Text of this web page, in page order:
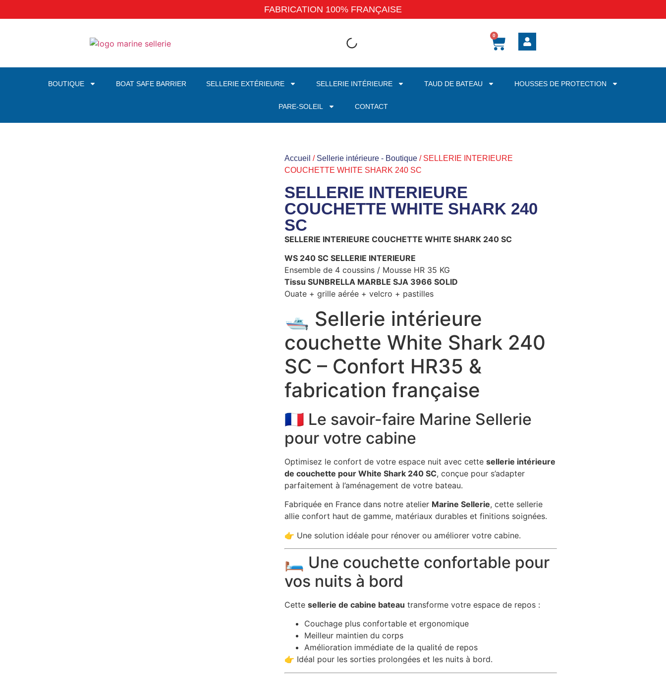
FABRICATION 100% FRANÇAISE
0
BOUTIQUE BOAT SAFE BARRIER SELLERIE EXTÉRIEURE SELLERIE INTÉRIEURE TAUD DE BATEAU HOUSSES DE PROTECTION
PARE-SOLEIL CONTACT
Accueil / Sellerie intérieure - Boutique/ SELLERIE INTERIEURE
COUCHETTE WHITE SHARK 240 SC
SELLERIE INTERIEURE
COUCHETTE WHITE SHARK 240
SC
SELLERIE INTERIEURE COUCHETTE WHITE SHARK 240 SC
WS 240 SC SELLERIE INTERIEURE
Ensemble de 4 coussins / Mousse HR 35 KG
Tissu SUNBRELLA MARBLE SJA 3966 SOLID
Ouate + grille aérée + velcro + pastilles
🛥️ Sellerie intérieure
couchette White Shark 240
SC – Confort HR35 &
fabrication française
🇫🇷 Le savoir-faire Marine Sellerie
pour votre cabine
Optimisez le confort de votre espace nuit avec cette sellerie intérieure
de couchette pour White Shark 240 SC, conçue pour s’adapter
parfaitement à l’aménagement de votre bateau.
Fabriquée en France dans notre atelier Marine Sellerie, cette sellerie
allie confort haut de gamme, matériaux durables et finitions soignées.
👉 Une solution idéale pour rénover ou améliorer votre cabine.
🛏️ Une couchette confortable pour
vos nuits à bord
Cette sellerie de cabine bateau transforme votre espace de repos :
Couchage plus confortable et ergonomique
Meilleur maintien du corps
Amélioration immédiate de la qualité de repos
👉 Idéal pour les sorties prolongées et les nuits à bord.